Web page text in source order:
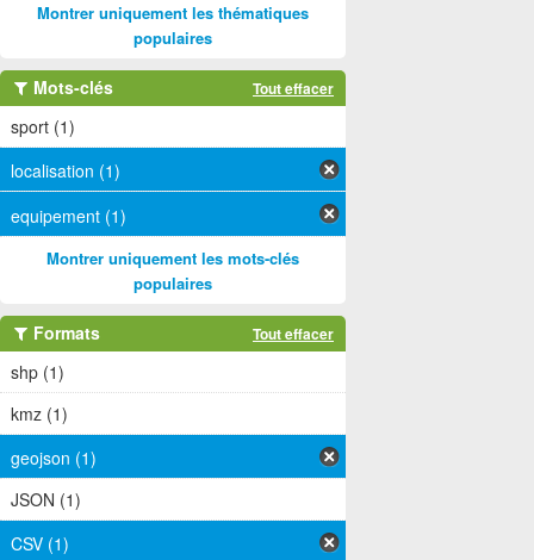
Montrer uniquement les thématiques
populaires
Mots-clés Tout effacer
sport (1)
localisation (1)
equipement (1)
Montrer uniquement les mots-clés
populaires
Formats Tout effacer
shp (1)
kmz (1)
geojson (1)
JSON (1)
CSV (1)